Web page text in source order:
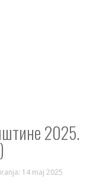
2025.
14 maj 2025